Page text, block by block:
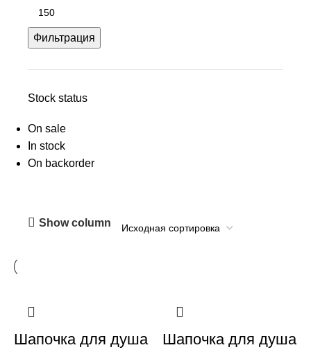
Фильтрация
Stock status
On sale
In stock
On backorder
Show column
Шапочка для душа
Шапочка для душа